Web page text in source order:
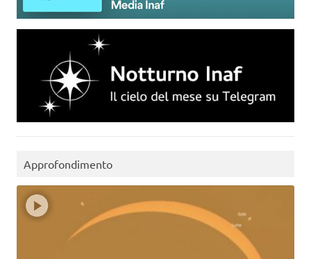
Approfondimento